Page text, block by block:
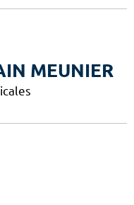
MEUNIER